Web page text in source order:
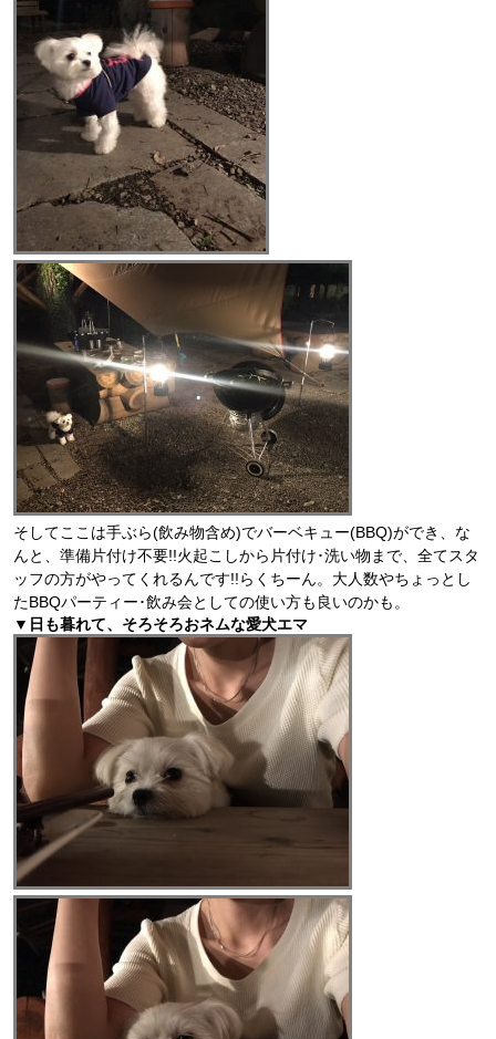
そしてここは手ぶら(飲み物含め)でバーベキュー(BBQ)ができ、な
んと、準備片付け不要!!火起こしから片付け･洗い物まで、全てスタ
ッフの方がやってくれるんです!!らくちーん。大人数やちょっとし
たBBQパーティー･飲み会としての使い方も良いのかも。
▼日も暮れて、そろそろおネムな愛犬エマ